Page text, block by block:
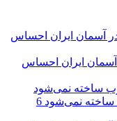
آسمان ایران احساس
ساخته نمی‌شود 6